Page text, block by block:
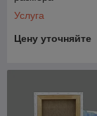
Услуга
Цену уточняйте